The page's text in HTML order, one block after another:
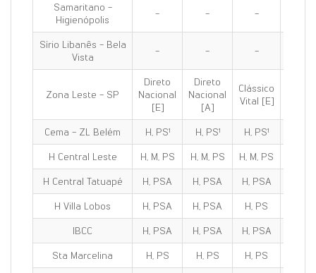
Samaritano -
Higienópolis
- - -
Sírio Libanês - Bela
Vista
- - -
Zona Leste - SP
Direto
Nacional
[E]
Direto
Nacional
[A]
Clássico
Vital [E]
Cema - ZL Belém H, PS¹ H, PS¹ H, PS¹
H Central Leste
H, M, PS H, M, PS H, M, PS
H Central Tatuapé
H, PSA H, PSA H, PSA
H Villa Lobos
H, PSA H, PSA H, PS
IBCC
H, PSA H, PSA H, PSA
Sta Marcelina
H, PS H, PS H, PS